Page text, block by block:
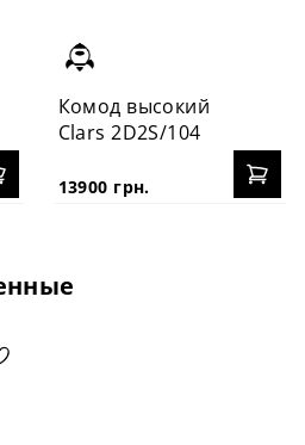
Комод высокий
Clars 2D2S/104
13900 грн.